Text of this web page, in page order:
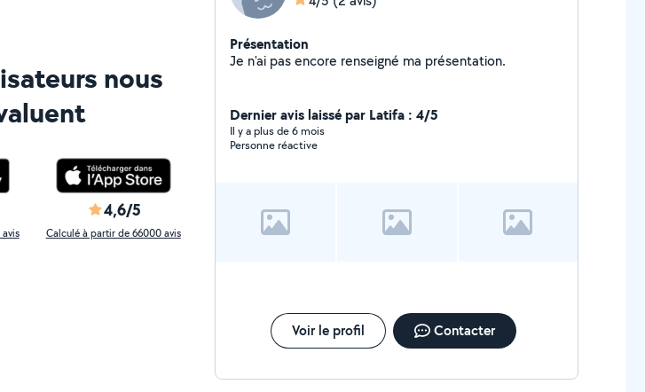
nous
4,6/5
Calculé à partir de 66000 avis
Présentation
Je n'ai pas encore renseigné ma présentation.
Dernier avis laissé par Latifa : 4/5
Il y a plus de 6 mois
Personne réactive
Voir le profil Contacter